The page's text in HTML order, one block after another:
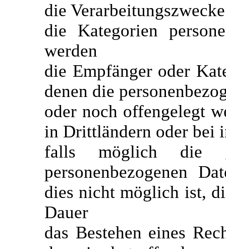
die Verarbeitungszwecke
die Kategorien
werden
die Empfänger oder
denen die
oder noch offengelegt
in Drittländern oder bei
falls möglich die
personenbezogenen
dies nicht möglich ist,
Dauer
das Bestehen eines